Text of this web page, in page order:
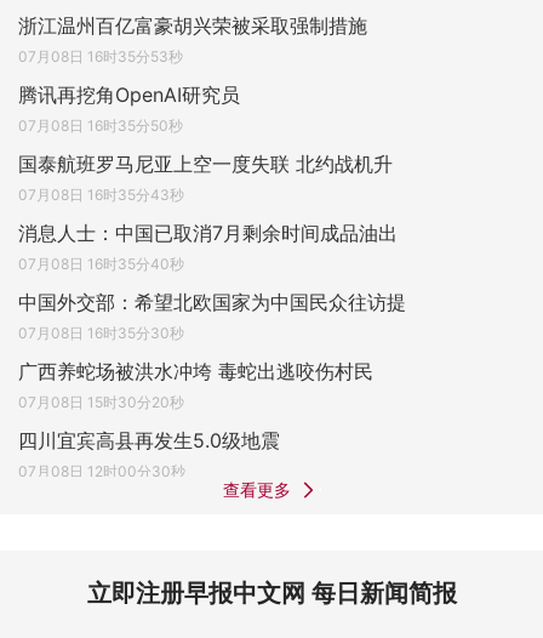
浙江温州百亿富豪胡兴荣被采取强制措施
07月08日 16时35分53秒
腾讯再挖角OpenAI研究员
07月08日 16时35分50秒
国泰航班罗马尼亚上空一度失联 北约战机升
07月08日 16时35分43秒
消息人士：中国已取消7月剩余时间成品油出
07月08日 16时35分40秒
中国外交部：希望北欧国家为中国民众往访提
07月08日 16时35分30秒
广西养蛇场被洪水冲垮 毒蛇出逃咬伤村民
07月08日 15时30分20秒
四川宜宾高县再发生5.0级地震
07月08日 12时00分30秒
查看更多
立即注册早报中文网 每日新闻简报